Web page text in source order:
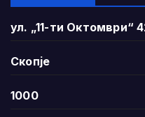
ул. „11-ти Октомври“
Скопје
1000